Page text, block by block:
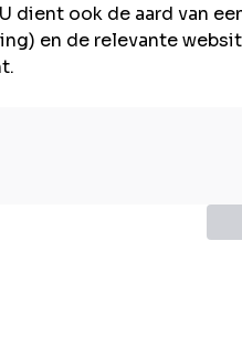
dient ook de aard van
en de relevante